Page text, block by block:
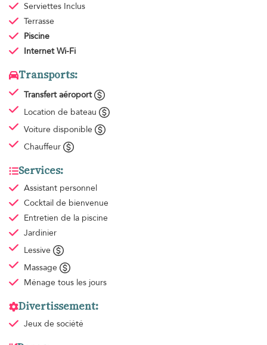
Serviettes Inclus
Terrasse
Piscine
Internet Wi-Fi
Transports:
Transfert aéroport
Location de bateau
Voiture disponible
Chauffeur
Services:
Assistant personnel
Cocktail de bienvenue
Entretien de la piscine
Jardinier
Lessive
Massage
Ménage tous les jours
Divertissement:
Jeux de société